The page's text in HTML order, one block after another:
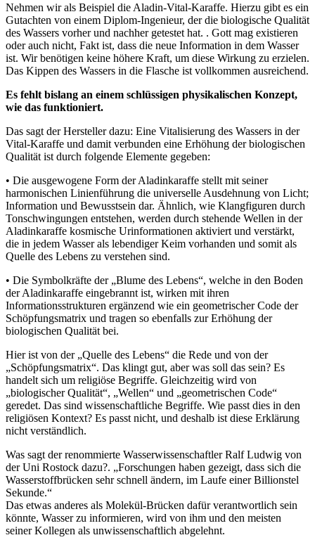
Nehmen wir als Beispiel die Aladin-Vital-Karaffe. Hierzu gibt es ein
Gutachten von einem Diplom-Ingenieur, der die biologische Qualität
des Wassers vorher und nachher getestet hat. . Gott mag existieren
oder auch nicht, Fakt ist, dass die neue Information in dem Wasser
ist. Wir benötigen keine höhere Kraft, um diese Wirkung zu erzielen.
Das Kippen des Wassers in die Flasche ist vollkommen ausreichend.
Es fehlt bislang an einem schlüssigen physikalischen Konzept,
wie das funktioniert.
Das sagt der Hersteller dazu: Eine Vitalisierung des Wassers in der
Vital-Karaffe und damit verbunden eine Erhöhung der biologischen
Qualität ist durch folgende Elemente gegeben:
• Die ausgewogene Form der Aladinkaraffe stellt mit seiner
harmonischen Linienführung die universelle Ausdehnung von Licht;
Information und Bewusstsein dar. Ähnlich, wie Klangfiguren durch
Tonschwingungen entstehen, werden durch stehende Wellen in der
Aladinkaraffe kosmische Urinformationen aktiviert und verstärkt,
die in jedem Wasser als lebendiger Keim vorhanden und somit als
Quelle des Lebens zu verstehen sind.
• Die Symbolkräfte der „Blume des Lebens“, welche in den Boden
der Aladinkaraffe eingebrannt ist, wirken mit ihren
Informationsstrukturen ergänzend wie ein geometrischer Code der
Schöpfungsmatrix und tragen so ebenfalls zur Erhöhung der
biologischen Qualität bei.
Hier ist von der „Quelle des Lebens“ die Rede und von der
„Schöpfungsmatrix“. Das klingt gut, aber was soll das sein? Es
handelt sich um religiöse Begriffe. Gleichzeitig wird von
„biologischer Qualität“, „Wellen“ und „geometrischen Code“
geredet. Das sind wissenschaftliche Begriffe. Wie passt dies in den
religiösen Kontext? Es passt nicht, und deshalb ist diese Erklärung
nicht verständlich.
Was sagt der renommierte Wasserwissenschaftler Ralf Ludwig von
der Uni Rostock dazu?. „Forschungen haben gezeigt, dass sich die
Wasserstoffbrücken sehr schnell ändern, im Laufe einer Billionstel
Sekunde.“
Das etwas anderes als Molekül-Brücken dafür verantwortlich sein
könnte, Wasser zu informieren, wird von ihm und den meisten
seiner Kollegen als unwissenschaftlich abgelehnt.